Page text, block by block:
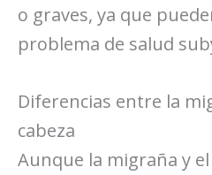
o graves, ya que
problema de salud
Diferencias entre la
cabeza
Aunque la migraña y